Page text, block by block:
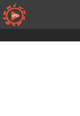
Passer
au
contenu